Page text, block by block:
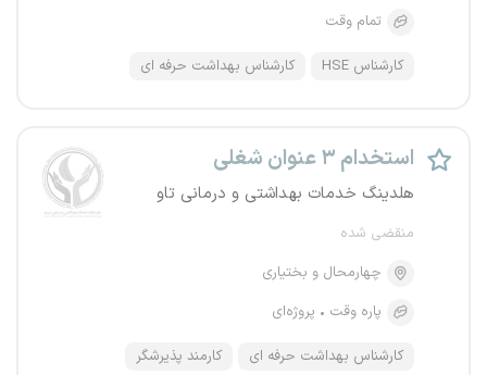
تمام وقت
کارشناس HSE کارشناس بهداشت حرفه ای
استخدام ۳ عنوان شغلی
هلدینگ خدمات بهداشتی و درمانی تاو
منقضی شده
چهارمحال و بختیاری
پاره وقت
پروژه‌ای
کارشناس بهداشت حرفه ای
کارمند پذیرشگر